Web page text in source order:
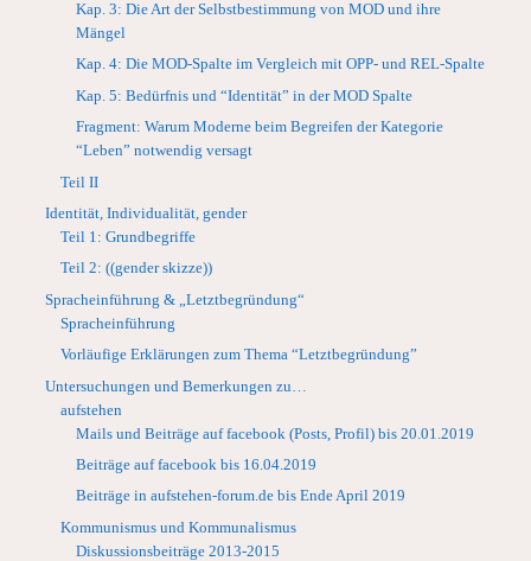
Kap. 3: Die Art der Selbstbestimmung von MOD und ihre
Mängel
Kap. 4: Die MOD-Spalte im Vergleich mit OPP- und REL-Spalte
Kap. 5: Bedürfnis und “Identität” in der MOD Spalte
Fragment: Warum Moderne beim Begreifen der Kategorie
“Leben” notwendig versagt
Teil II
Identität, Individualität, gender
Teil 1: Grundbegriffe
Teil 2: ((gender skizze))
Spracheinführung & „Letztbegründung“
Spracheinführung
Vorläufige Erklärungen zum Thema “Letztbegründung”
Untersuchungen und Bemerkungen zu…
aufstehen
Mails und Beiträge auf facebook (Posts, Profil) bis 20.01.2019
Beiträge auf facebook bis 16.04.2019
Beiträge in aufstehen-forum.de bis Ende April 2019
Kommunismus und Kommunalismus
Diskussionsbeiträge 2013-2015